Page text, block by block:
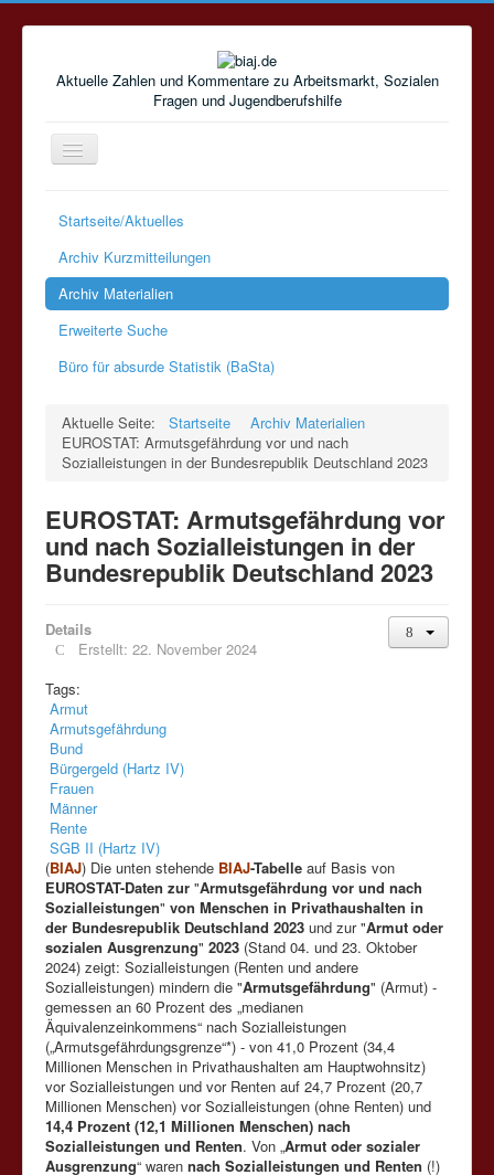
Aktuelle Zahlen und Kommentare zu Arbeitsmarkt, Sozialen
Fragen und Jugendberufshilfe
Navigation
an/aus
Startseite/Aktuelles
Archiv Kurzmitteilungen
Archiv Materialien
Erweiterte Suche
Büro für absurde Statistik (BaSta)
Aktuelle Seite: Startseite
Archiv Materialien
EUROSTAT: Armutsgefährdung vor und nach
Sozialleistungen in der Bundesrepublik Deutschland 2023
EUROSTAT: Armutsgefährdung vor
und nach Sozialleistungen in der
Bundesrepublik Deutschland 2023
Details
Erstellt: 22. November 2024
Tags:
Armut
Armutsgefährdung
Bund
Bürgergeld (Hartz IV)
Frauen
Männer
Rente
SGB II (Hartz IV)
(BIAJ) Die unten stehende BIAJ-Tabelle auf Basis von
EUROSTAT-Daten zur "Armutsgefährdung vor und nach
Sozialleistungen" von Menschen in Privathaushalten in
der Bundesrepublik Deutschland 2023 und zur "Armut oder
sozialen Ausgrenzung" 2023 (Stand 04. und 23. Oktober
2024) zeigt: Sozialleistungen (Renten und andere
Sozialleistungen) mindern die "Armutsgefährdung" (Armut) -
gemessen an 60 Prozent des „medianen
Äquivalenzeinkommens“ nach Sozialleistungen
(„Armutsgefährdungsgrenze“*) - von 41,0 Prozent (34,4
Millionen Menschen in Privathaushalten am Hauptwohnsitz)
vor Sozialleistungen und vor Renten auf 24,7 Prozent (20,7
Millionen Menschen) vor Sozialleistungen (ohne Renten) und
14,4 Prozent (12,1 Millionen Menschen) nach
Sozialleistungen und Renten. Von „Armut oder sozialer
Ausgrenzung“ waren nach Sozialleistungen und Renten (!)